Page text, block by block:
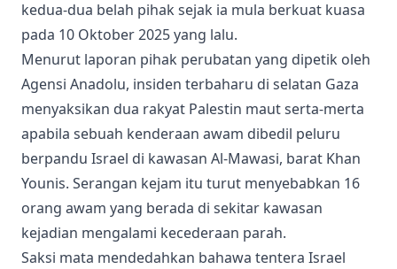
kedua-dua belah pihak sejak ia mula berkuat kuasa
pada 10 Oktober 2025 yang lalu.
Menurut laporan pihak perubatan yang dipetik oleh
Agensi Anadolu, insiden terbaharu di selatan Gaza
menyaksikan dua rakyat Palestin maut serta-merta
apabila sebuah kenderaan awam dibedil peluru
berpandu Israel di kawasan Al-Mawasi, barat Khan
Younis. Serangan kejam itu turut menyebabkan 16
orang awam yang berada di sekitar kawasan
kejadian mengalami kecederaan parah.
Saksi mata mendedahkan bahawa tentera Israel